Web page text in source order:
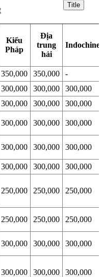
Title
Kiểu
Pháp
Địa
trung
hải
Indochine
350,000 350,000
-
300,000 300,000
300,000
300,000 300,000
300,000
300,000 300,000 300,000
300,000 300,000 300,000
300,000 300,000
300,000
250,000 250,000 250,000
250,000 250,000 250,000
300,000 300,000 300,000
300,000 300,000 300,000